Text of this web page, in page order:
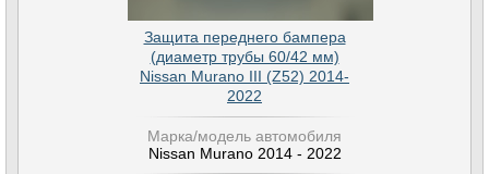
Защита переднего бампера
(диаметр трубы 60/42 мм)
Nissan Murano III (Z52) 2014-
2022
Марка/модель автомобиля
Nissan Murano 2014 - 2022